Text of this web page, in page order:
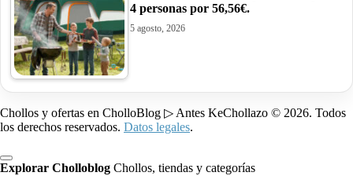
4 personas por 56,56€.
5 agosto, 2026
Chollos y ofertas en CholloBlog ▷ Antes KeChollazo © 2026. Todos
los derechos reservados. Datos legales.
Explorar Cholloblog Chollos, tiendas y categorías